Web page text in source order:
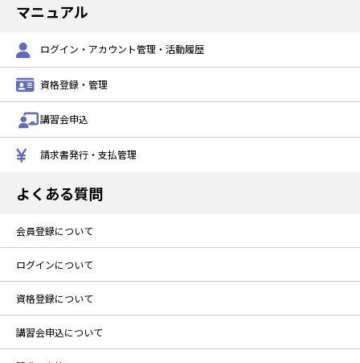
マニュアル
ログイン・アカウント管理・活動履歴
資格登録・管理
講習会申込
請求書発行・支払管理
よくある質問
会員登録について
ログインについて
資格登録について
講習会申込について